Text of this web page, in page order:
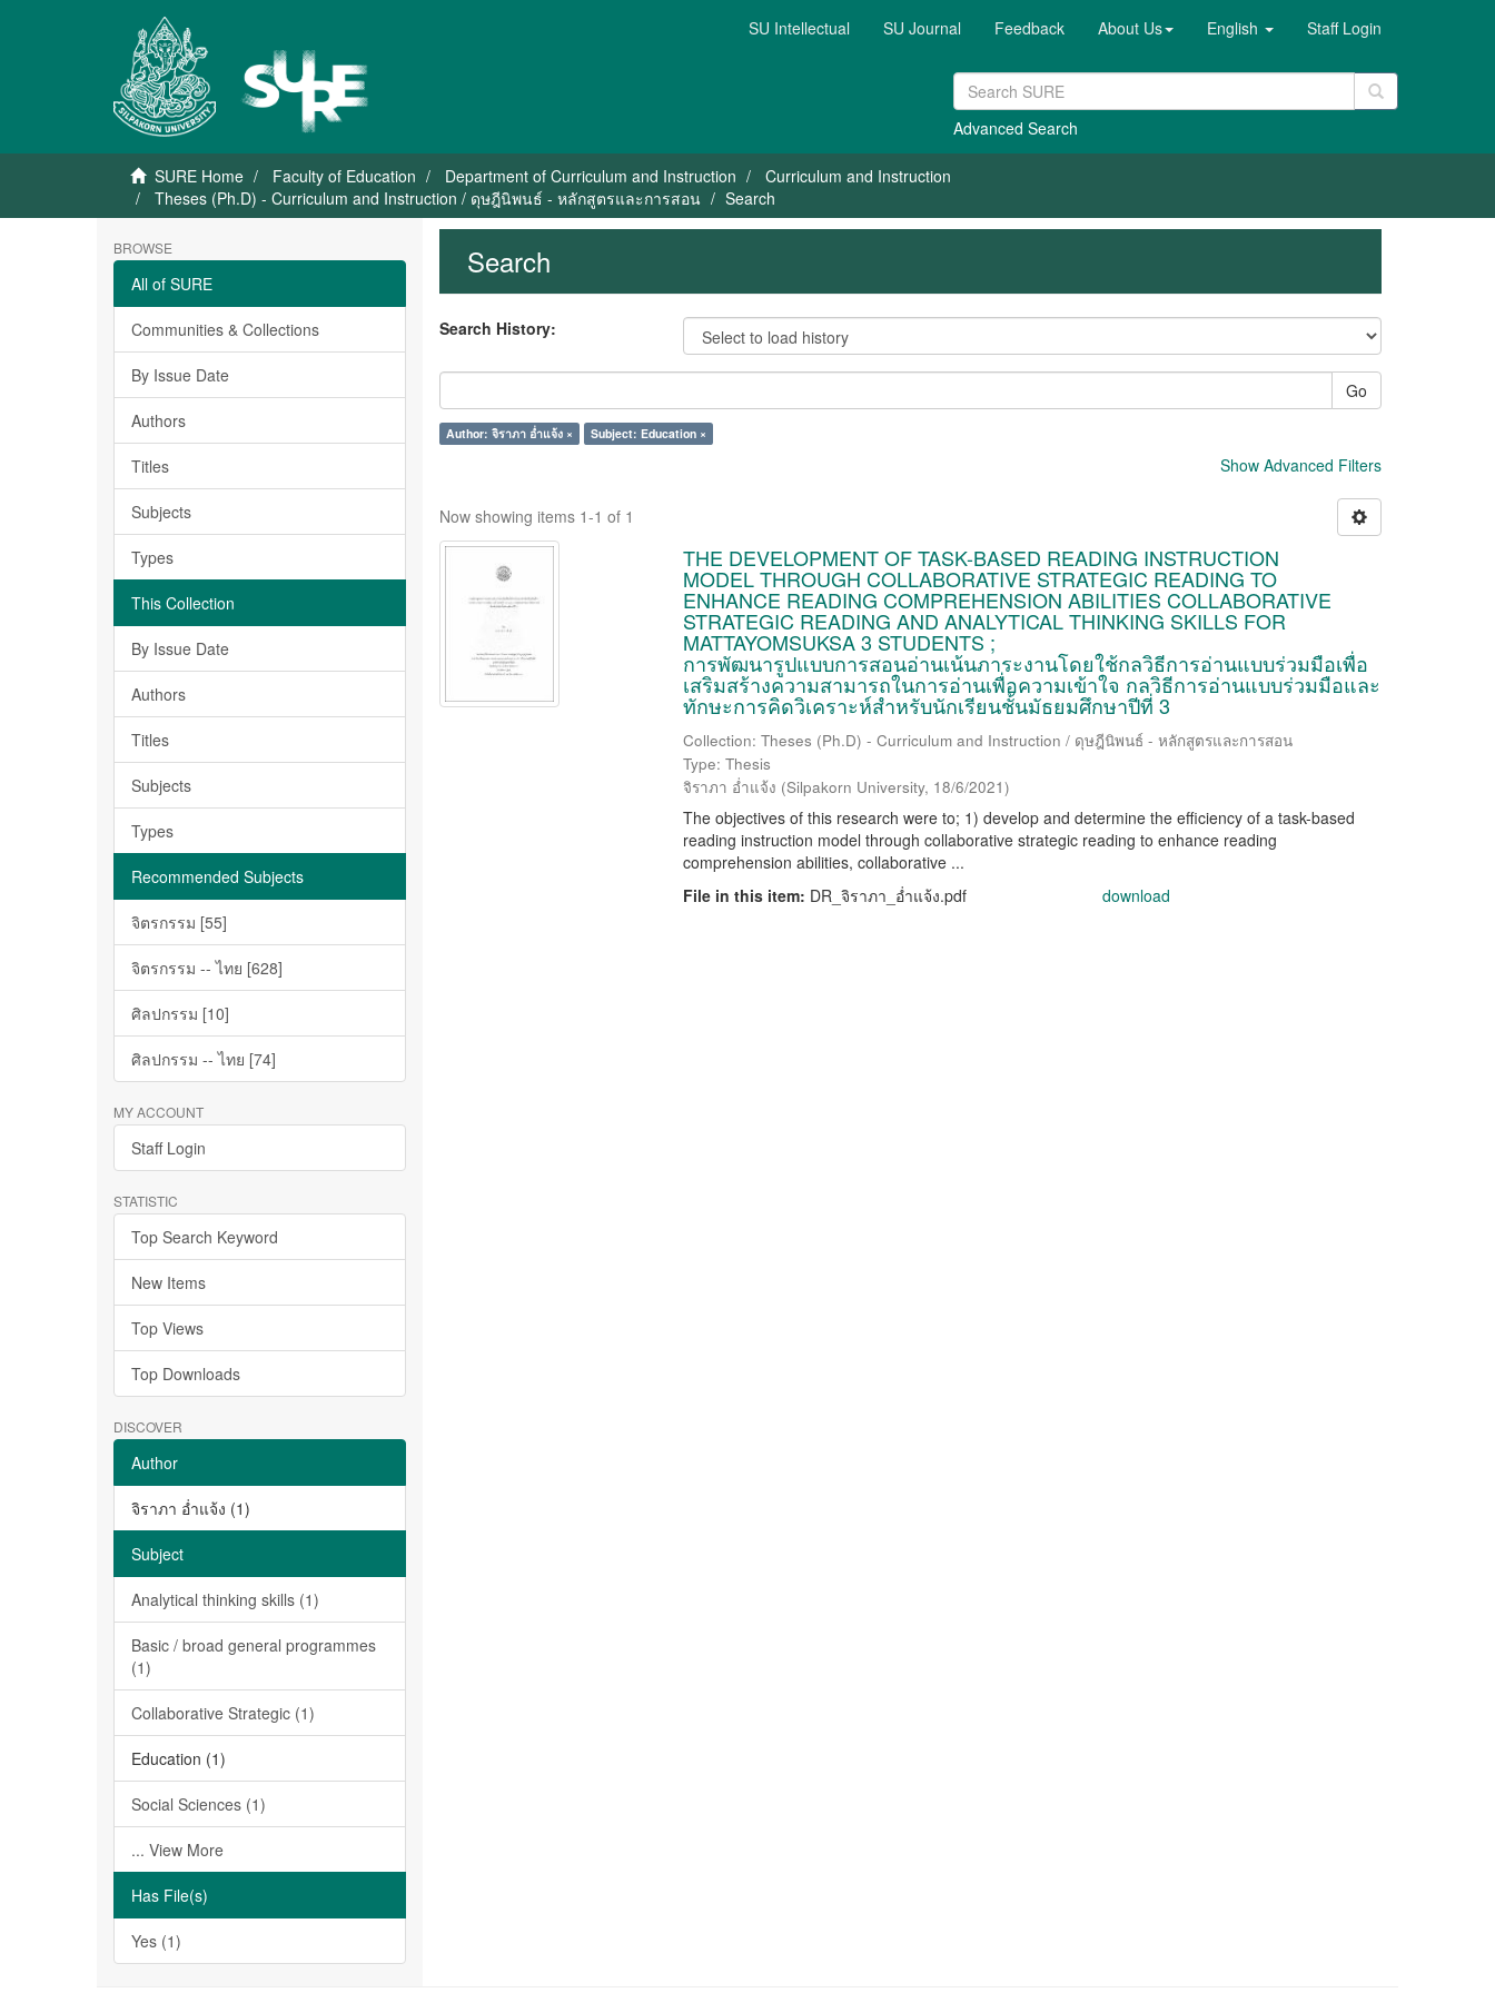
SU Intellectual SU Journal Feedback About Us English Staff Login
Advanced Search
SURE Home Faculty of Education Department of Curriculum and Instruction
Curriculum and Instruction
Theses (Ph.D) - Curriculum and Instruction / ดุษฎีนิพนธ์ - หลักสูตรและการสอน
Search
BROWSE
All of SURE
Communities & Collections
By Issue Date
Authors
Titles
Subjects
Types
This Collection
By Issue Date
Authors
Titles
Subjects
Types
Recommended Subjects
จิตรกรรม [55]
จิตรกรรม -- ไทย [628]
ศิลปกรรม [10]
ศิลปกรรม -- ไทย [74]
MY ACCOUNT
Staff Login
STATISTIC
Top Search Keyword
New Items
Top Views
Top Downloads
DISCOVER
Author
จิราภา อ่ำแจ้ง (1)
Subject
Analytical thinking skills (1)
Basic / broad general programmes
(1)
Collaborative Strategic (1)
Education (1)
Social Sciences (1)
... View More
Has File(s)
Yes (1)
Search
Search History:
Go
Author: จิราภา อ่ำแจ้ง × Subject: Education ×
Show Advanced Filters
Now showing items 1-1 of 1
THE DEVELOPMENT OF TASK-BASED READING INSTRUCTION
MODEL THROUGH COLLABORATIVE STRATEGIC READING TO
ENHANCE READING COMPREHENSION ABILITIES COLLABORATIVE
STRATEGIC READING AND ANALYTICAL THINKING SKILLS FOR
MATTAYOMSUKSA 3 STUDENTS ;
การพัฒนารูปแบบการสอนอ่านเน้นภาระงานโดยใช้กลวิธีการอ่านแบบร่วมมือเพื่อ
เสริมสร้างความสามารถในการอ่านเพื่อความเข้าใจ กลวิธีการอ่านแบบร่วมมือและ
ทักษะการคิดวิเคราะห์สำหรับนักเรียนชั้นมัธยมศึกษาปีที่ 3
Collection: Theses (Ph.D) - Curriculum and Instruction / ดุษฎีนิพนธ์ - หลักสูตรและการสอน
Type: Thesis
จิราภา อ่ำแจ้ง (Silpakorn University, 18/6/2021)
The objectives of this research were to; 1) develop and determine the efficiency of a task-based
reading instruction model through collaborative strategic reading to enhance reading
comprehension abilities, collaborative ...
File in this item: DR_จิราภา_อ่ำแจ้ง.pdf download